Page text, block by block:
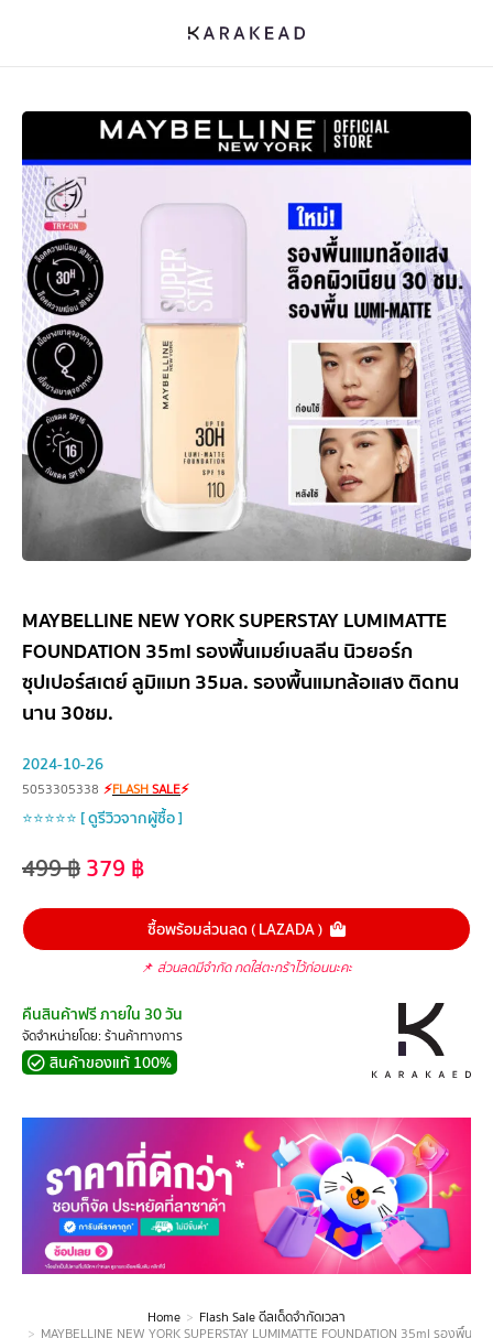
MAYBELLINE NEW YORK SUPERSTAY LUMIMATTE
FOUNDATION 35ml รองพื้นเมย์เบลลีน นิวยอร์ก
ซุปเปอร์สเตย์ ลูมิแมท 35มล. รองพื้นแมทล้อแสง ติดทน
นาน 30ชม.
2024-10-26
5053305338 ⚡FLASHSALE⚡
⭐⭐⭐⭐⭐ [ ดูรีวิวจากผู้ซื้อ ]
499฿379 ฿
ซื้อพร้อมส่วนลด ( LAZADA )
📌 ส่วนลดมีจำกัด กดใส่ตะกร้าไว้ก่อนนะคะ
คืนสินค้าฟรี ภายใน 30 วัน
จัดจำหน่ายโดย: ร้านค้าทางการ
สินค้าของแท้ 100%
Home
Flash Sale ดีลเด็ดจำกัดเวลา
MAYBELLINE NEW YORK SUPERSTAY LUMIMATTE FOUNDATION 35ml รอ